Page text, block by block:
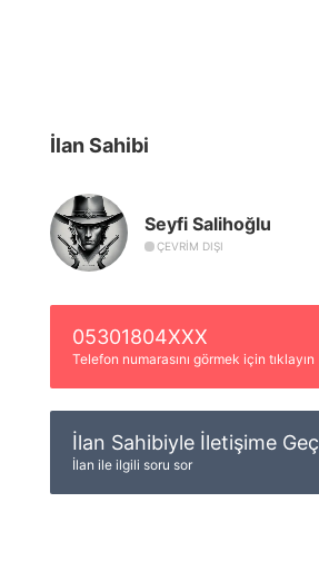
İlan Sahibi
Seyfi Salihoğlu
ÇEVRIM DIŞI
05301804XXX
Telefon numarasını görmek için tıklayın
İlan Sahibiyle İletişime Geç
İlan ile ilgili soru sor